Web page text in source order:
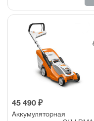
45 490 ₽
Аккумуляторная